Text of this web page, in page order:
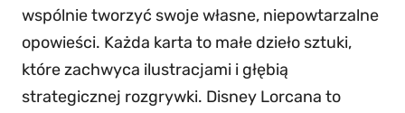
wspólnie tworzyć swoje własne, niepowtarzalne
opowieści. Każda karta to małe dzieło sztuki,
które zachwyca ilustracjami i głębią
strategicznej rozgrywki. Disney Lorcana to